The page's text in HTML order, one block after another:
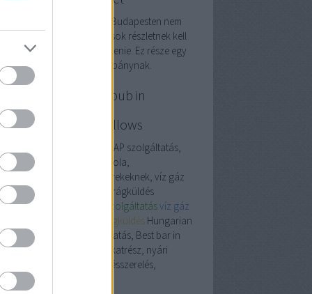
keresőoptimalizálás Budapesten nem
egyszerű feladat. Nagyon sok részletnek kell
harmónikusan összeillenie. Ez része egy
online marketing kampánynak.
szolgáltatás, Best pub in
autósiskola,
down pillows
down comforters, EAP szolgáltatás,
pub in Budapest, autósiskola,
nyári tábor gyerekeknek, víz gáz
személyi edző, virágküldés
down pillows
Eap szolgáltatásvíz gáz
virágküldés Hungarian
comforters, EAP szolgáltatás, Best bar in
autósiskola, autóalkatrész, nyári
gyerekeknek, víz gáz fűtésszerelés,
edző, virágküldés